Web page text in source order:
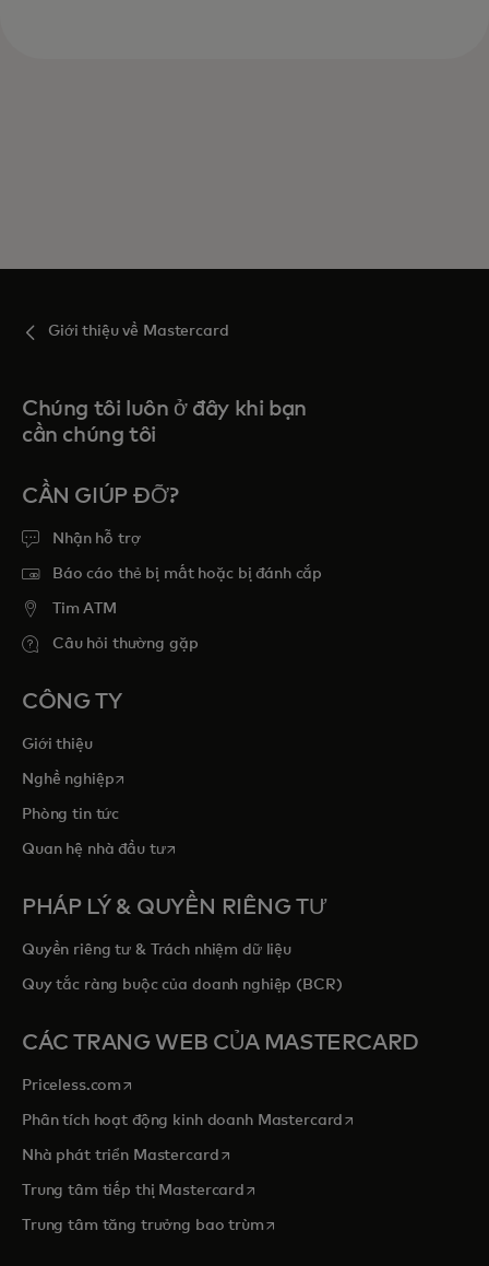
Giới thiệu về Mastercard
Chúng tôi luôn ở đây khi bạn
cần chúng tôi
CẦN GIÚP ĐỠ?
Nhận hỗ trợ
Báo cáo thẻ bị mất hoặc bị đánh cắp
Tim ATM
Câu hỏi thường gặp
CÔNG TY
Giới thiệu
Nghề nghiệpopens in a new tab
Phòng tin tức
Quan hệ nhà đầu tưopens in a new tab
PHÁP LÝ & QUYỀN RIÊNG TƯ
Quyền riêng tư & Trách nhiệm dữ liệu
Quy tắc ràng buộc của doanh nghiệp (BCR)
CÁC TRANG WEB CỦA MASTERCARD
Priceless.com opens in a new tab
Phân tích hoạt động kinh doanh Mastercard opens in a new tab
Nhà phát triển Mastercardopens in a new tab
Trung tâm tiếp thị Mastercardopens in a new tab
Trung tâm tăng trưởng bao trùmopens in a new tab